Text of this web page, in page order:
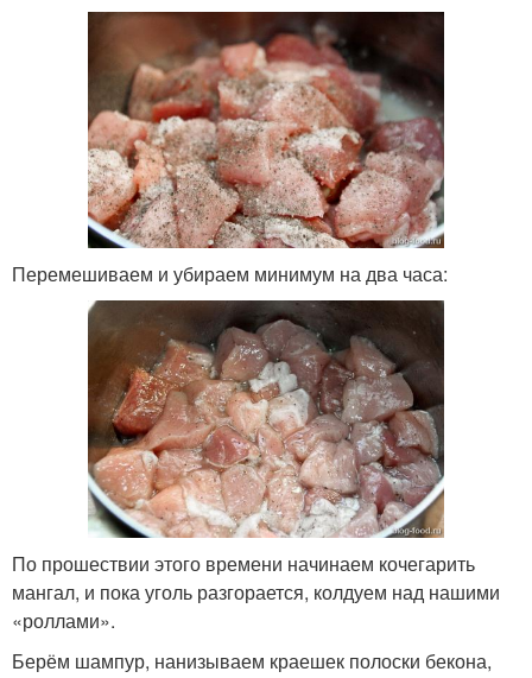
Перемешиваем и убираем минимум на два часа:
По прошествии этого времени начинаем кочегарить
мангал, и пока уголь разгорается, колдуем над нашими
«роллами».
Берём шампур, нанизываем краешек полоски бекона,